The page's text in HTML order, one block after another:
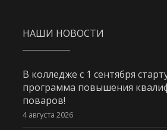
НАШИ НОВОСТИ
В колледже с 1 сентября
программа повышения
поваров!
4 августа 2026